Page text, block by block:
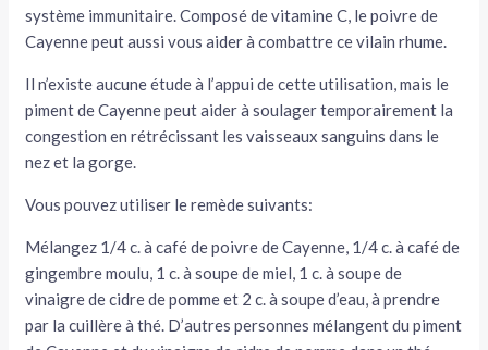
système immunitaire. Composé de vitamine C, le poivre de
Cayenne peut aussi vous aider à combattre ce vilain rhume.
Il n’existe aucune étude à l’appui de cette utilisation, mais le
piment de Cayenne peut aider à soulager temporairement la
congestion en rétrécissant les vaisseaux sanguins dans le
nez et la gorge.
Vous pouvez utiliser le remède suivants:
Mélangez 1/4 c. à café de poivre de Cayenne, 1/4 c. à café de
gingembre moulu, 1 c. à soupe de miel, 1 c. à soupe de
vinaigre de cidre de pomme et 2 c. à soupe d’eau, à prendre
par la cuillère à thé. D’autres personnes mélangent du piment